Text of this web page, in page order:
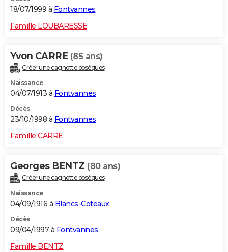
18/07/1999 à Fontvannes
Famille LOUBARESSE
Yvon CARRE (85 ans)
Créer une cagnotte obsèques
Naissance
04/07/1913 à Fontvannes
Décès
23/10/1998 à Fontvannes
Famille CARRE
Georges BENTZ (80 ans)
Créer une cagnotte obsèques
Naissance
04/09/1916 à Blancs-Coteaux
Décès
09/04/1997 à Fontvannes
Famille BENTZ